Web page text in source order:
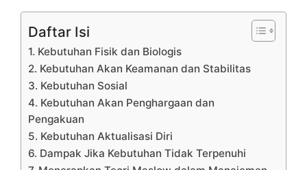
Daftar Isi
1. Kebutuhan Fisik dan Biologis
2. Kebutuhan Akan Keamanan dan Stabilitas
3. Kebutuhan Sosial
4. Kebutuhan Akan Penghargaan dan
Pengakuan
5. Kebutuhan Aktualisasi Diri
6. Dampak Jika Kebutuhan Tidak Terpenuhi